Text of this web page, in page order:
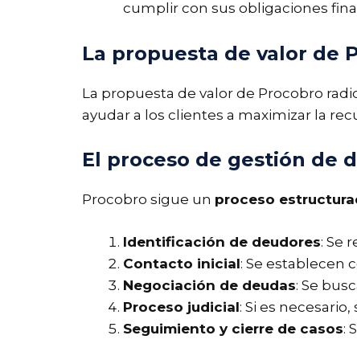
cumplir con sus obligaciones
La propuesta de valor de
La propuesta de valor de Procobro
ayudar a los clientes a maximizar la
El proceso de gestión de
Procobro sigue un proceso
Identificación de deudores: Se
Contacto inicial: Se establecen
Negociación de deudas: Se
Proceso judicial: Si es
Seguimiento y cierre de casos: